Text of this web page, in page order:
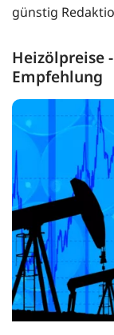
günstig
Heizölpreise
Empfehlung